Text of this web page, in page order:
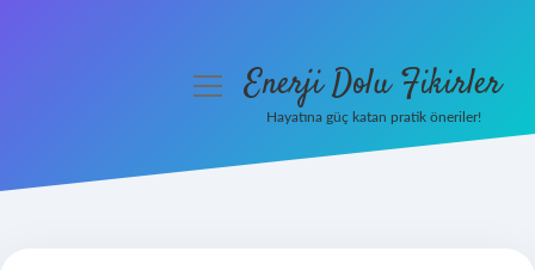
menüyüEnerji Dolu Fikirler
Hayatına güç katan pratik öneriler!